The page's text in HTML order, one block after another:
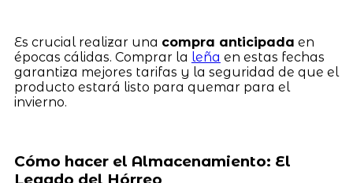
Es crucial realizar una compra anticipada en
épocas cálidas. Comprar la leña en estas fechas
garantiza mejores tarifas y la seguridad de que el
producto estará listo para quemar para el
invierno.
Cómo hacer el Almacenamiento: El
Legado del Hórreo